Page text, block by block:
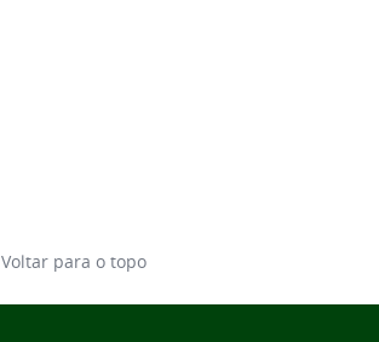
Voltar para o topo